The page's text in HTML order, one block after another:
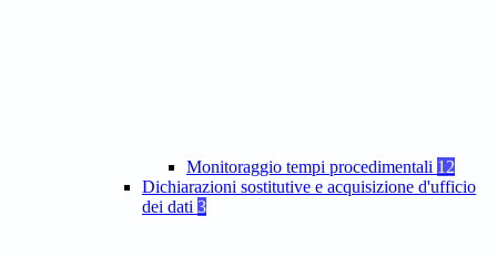
Monitoraggio tempi procedimentali 12
Dichiarazioni sostitutive e acquisizione d'ufficio
dei dati 3